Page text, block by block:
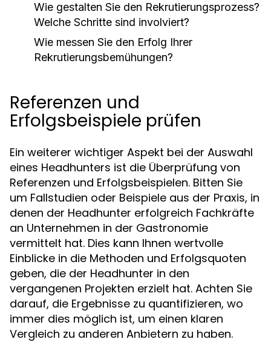
Wie gestalten Sie den Rekrutierungsprozess?
Welche Schritte sind involviert?
Wie messen Sie den Erfolg Ihrer
Rekrutierungsbemühungen?
Referenzen und
Erfolgsbeispiele prüfen
Ein weiterer wichtiger Aspekt bei der Auswahl
eines Headhunters ist die Überprüfung von
Referenzen und Erfolgsbeispielen. Bitten Sie
um Fallstudien oder Beispiele aus der Praxis, in
denen der Headhunter erfolgreich Fachkräfte
an Unternehmen in der Gastronomie
vermittelt hat. Dies kann Ihnen wertvolle
Einblicke in die Methoden und Erfolgsquoten
geben, die der Headhunter in den
vergangenen Projekten erzielt hat. Achten Sie
darauf, die Ergebnisse zu quantifizieren, wo
immer dies möglich ist, um einen klaren
Vergleich zu anderen Anbietern zu haben.